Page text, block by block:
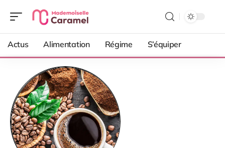
Actus Alimentation Régime S’équiper